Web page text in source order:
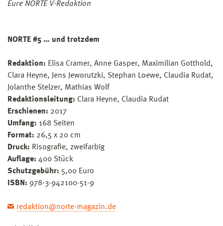
Eure NORTE V-Redaktion
NORTE #5 … und trotzdem
Redaktion: Elisa Cramer, Anne Gasper, Maximilian Gotthold,
Clara Heyne, Jens Jeworutzki, Stephan Loewe, Claudia Rudat,
Jolanthe Stelzer, Mathias Wolf
Redaktionsleitung: Clara Heyne, Claudia Rudat
Erschienen: 2017
Umfang: 168 Seiten
Format: 26,5 x 20 cm
Druck: Risografie, zweifarbig
Auflage: 400 Stück
Schutzgebühr: 5,00 Euro
ISBN: 978-3-942100-51-9
redaktion@norte-magazin.de